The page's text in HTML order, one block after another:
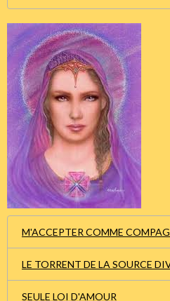
M'ACCEPTER COMME
LE TORRENT DE LA SOURCE
SEULE LOI D'AMOUR